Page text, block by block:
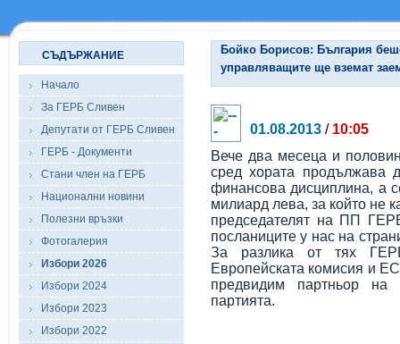
СЪДЪРЖАНИЕ
Начало
За ГЕРБ Сливен
Депутати от ГЕРБ Сливен
ГЕРБ - Документи
Стани член на ГЕРБ
Национални новини
Полезни връзки
Фотогалерия
Избори 2026
Избори 2024
Избори 2023
Избори 2022
Бойко Борисов: България
управляващите ще вземат
01.08.2013 / 10:05
Вече два месеца и
сред хората продължава
финансова дисциплина, а
милиард лева, за който не
председателят на ПП
посланиците у нас на
За разлика от тях
Европейската комисия и
предвидим партньор
партията.